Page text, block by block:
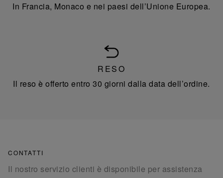
In Francia, Monaco e nei paesi dell’Unione Europea.
RESO
Il reso è offerto entro 30 giorni dalla data dell’ordine.
CONTATTI
Il nostro servizio clienti è disponibile per assistenza